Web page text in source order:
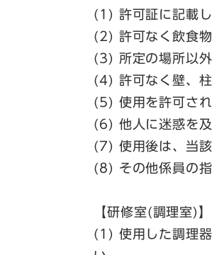
(1) 許可証に記載
(2) 許可なく飲食
(3) 所定の場所以
(4) 許可なく壁、
(5) 使用を許可さ
(6) 他人に迷惑を
(7) 使用後は、当
(8) その他係員の指
【研修室(調理室)】
(1) 使用した調理